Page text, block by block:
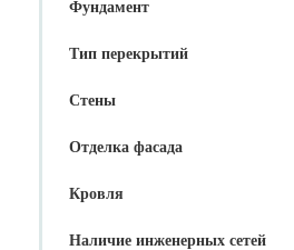
Фундамент
Тип перекрытий
Стены
Отделка фасада
Кровля
Наличие инженерных сетей